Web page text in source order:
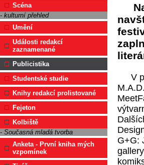
Scéna
- kulturní přehled
Umění
Události redakcí
zaznamenané
Publicistika
Studentské studie
Knihy redakcí prolistované
Fejeton
Kolbiště
- Současná mladá tvorba
Anketa - První kniha mých
vzpomínek
V
G+G: